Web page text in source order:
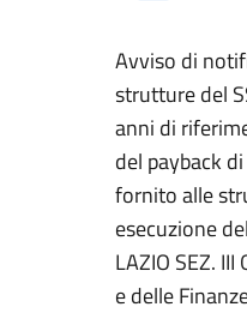
Avviso di
strutture del
anni di
del payback
fornito alle
esecuzione
LAZIO SEZ.
e delle